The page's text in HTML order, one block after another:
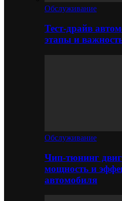
Обслуживание
Тест-драйв
этапы и
Обслуживание
Чип-тюнинг
мощность и
автомобиля